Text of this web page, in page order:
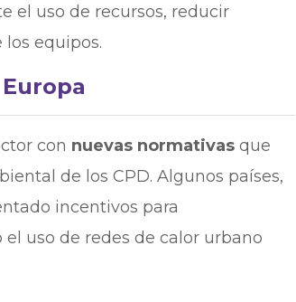
el uso de recursos, reducir
equipos.
con nuevas normativasque
de los CPD. Algunos países,
incentivos para
uso de redes de calor urbano